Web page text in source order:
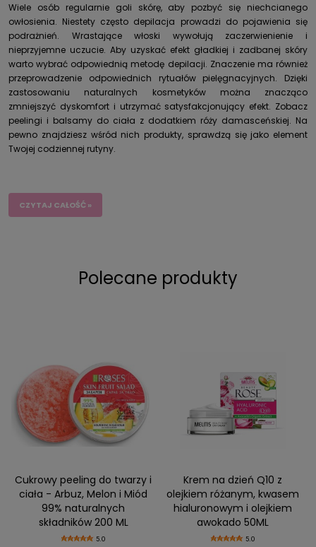
Wiele osób regularnie goli skórę, aby pozbyć się niechcianego
owłosienia. Niestety często depilacja prowadzi do pojawienia się
podrażnień. Wrastające włoski wywołują zaczerwienienie i
nieprzyjemne uczucie. Aby uzyskać efekt gładkiej i zadbanej skóry
warto wybrać odpowiednią metodę depilacji. Znaczenie ma również
przeprowadzenie odpowiednich rytuałów pielęgnacyjnych. Dzięki
zastosowaniu naturalnych kosmetyków można znacząco
zmniejszyć dyskomfort i utrzymać satysfakcjonujący efekt. Zobacz
peelingi i balsamy do ciała z dodatkiem róży damasceńskiej. Na
pewno znajdziesz wśród nich produkty, sprawdzą się jako element
Twojej codziennej rutyny.
CZYTAJ CAŁOŚĆ »
Polecane produkty
Cukrowy peeling do twarzy i
ciała - Arbuz, Melon i Miód
99% naturalnych
składników 200 ML
5.0
Krem na dzień Q10 z
olejkiem różanym, kwasem
hialuronowym i olejkiem
awokado 50ML
5.0